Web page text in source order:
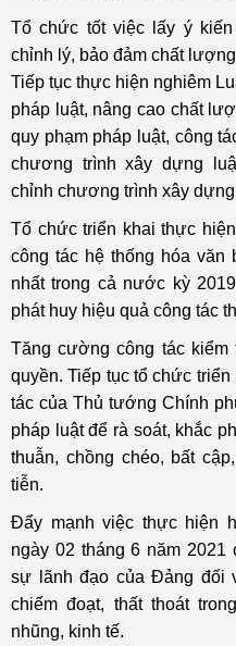
Tổ chức tốt việc lấy ý
chỉnh lý, bảo đảm chất
Tiếp tục thực hiện nghiêm
pháp luật, nâng cao chất
quy phạm pháp luật, công
chương trình xây dựng
chỉnh chương trình xây
Tổ chức triển khai thực
công tác hệ thống hóa văn
nhất trong cả nước kỳ
phát huy hiệu quả công tác
Tăng cường công tác kiểm
quyền. Tiếp tục tổ chức
tác của Thủ tướng Chính
pháp luật để rà soát, khắc
thuẫn, chồng chéo, bất
tiễn.
Đẩy mạnh việc thực hiện
ngày 02 tháng 6 năm
sự lãnh đạo của Đảng đối
chiếm đoạt, thất thoát
nhũng, kinh tế.